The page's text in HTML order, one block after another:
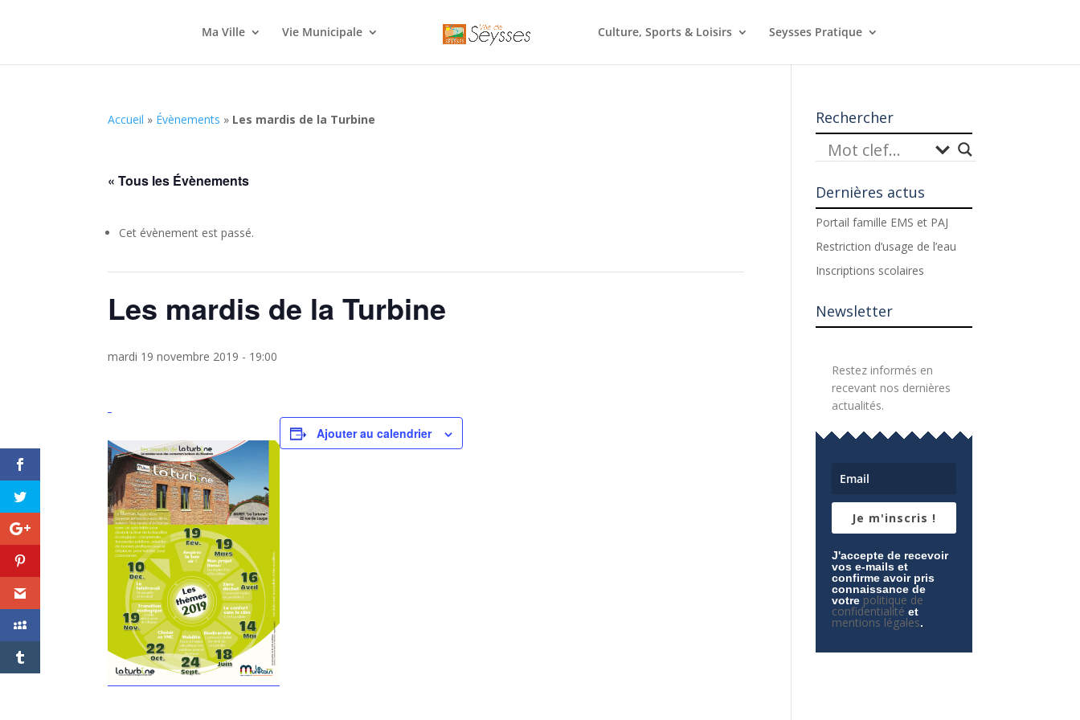
Ma Ville Vie Municipale Culture, Sports & Loisirs Seysses Pratique
Accueil » Évènements » Les mardis de la Turbine
« Tous les Évènements
Cet évènement est passé.
Les mardis de la Turbine
mardi 19 novembre 2019 - 19:00
Ajouter au calendrier
Rechercher
Dernières actus
Portail famille EMS et PAJ
Restriction d’usage de l’eau
Inscriptions scolaires
Newsletter
Restez informés en
recevant nos dernières
actualités.
Je m'inscris !
J'accepte de recevoir
vos e-mails et
confirme avoir pris
connaissance de
votre politique de
confidentialité et
mentions légales.